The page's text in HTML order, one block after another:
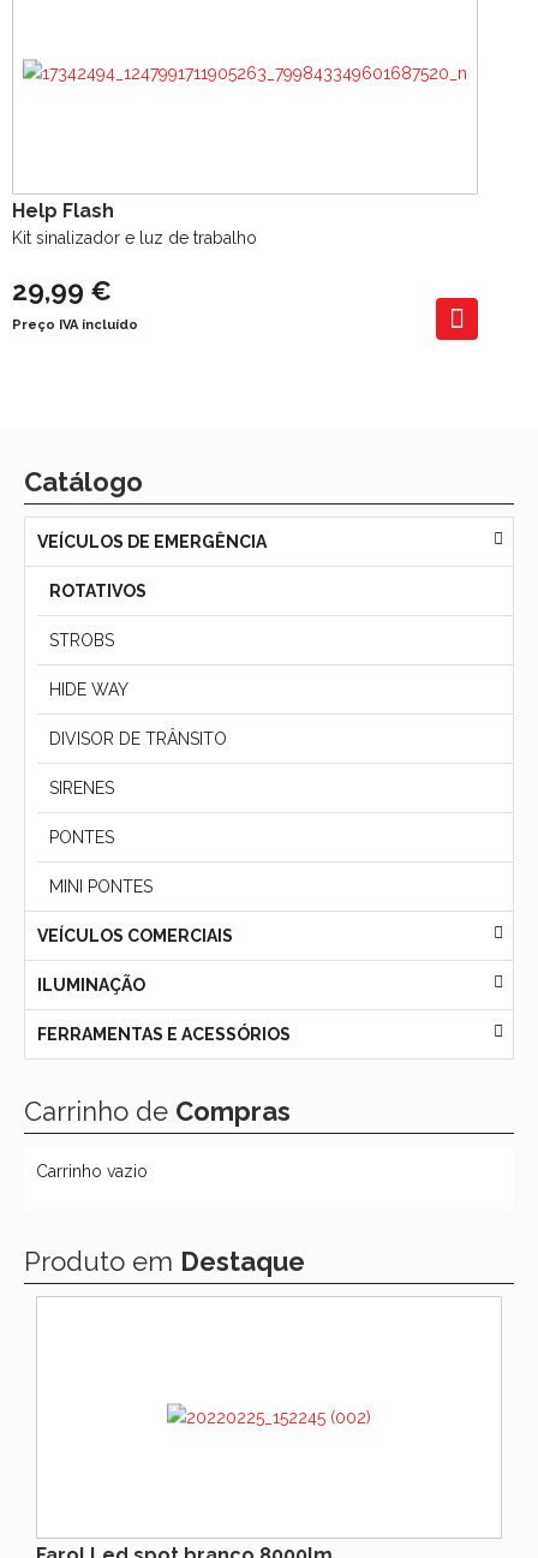
Help Flash
Kit sinalizador e luz de trabalho
29,99 €
Preço IVA incluído
Catálogo
VEÍCULOS DE EMERGÊNCIA
ROTATIVOS
STROBS
HIDE WAY
DIVISOR DE TRÂNSITO
SIRENES
PONTES
MINI PONTES
VEÍCULOS COMERCIAIS
ILUMINAÇÃO
FERRAMENTAS E ACESSÓRIOS
Carrinho de Compras
Carrinho vazio
Produto em Destaque